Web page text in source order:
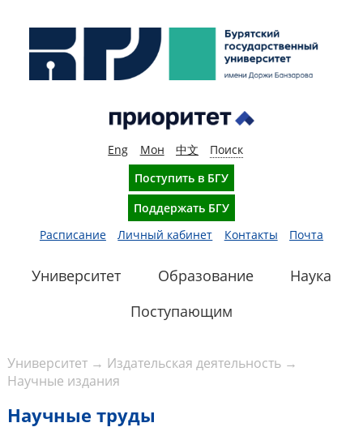
Eng Мон 中文
Поиск
Поступить в БГУ
Поддержать БГУ
Расписание
Личный кабинет Контакты Почта
Университет Образование
Наука
Поступающим
Университет→ Издательская деятельность→
Научные издания
Научные труды